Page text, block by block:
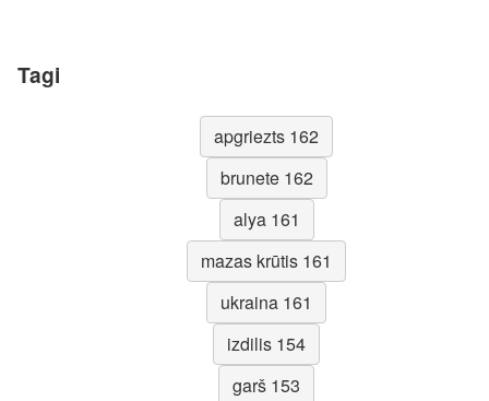
Tagi
apgriezts 162
brunete 162
alya 161
mazas krūtis 161
ukraina 161
izdilis 154
garš 153